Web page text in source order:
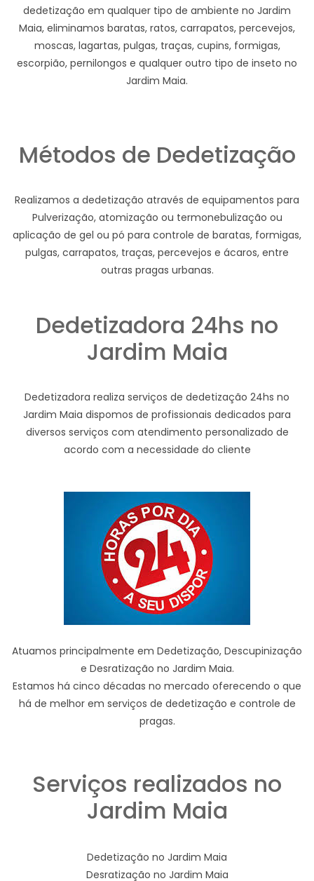
dedetização em qualquer tipo de ambiente no Jardim
Maia, eliminamos baratas, ratos, carrapatos, percevejos,
moscas, lagartas, pulgas, traças, cupins, formigas,
escorpião, pernilongos e qualquer outro tipo de inseto no
Jardim Maia.
Métodos de Dedetização
Realizamos a dedetização através de equipamentos para
Pulverização, atomização ou termonebulização ou
aplicação de gel ou pó para controle de baratas, formigas,
pulgas, carrapatos, traças, percevejos e ácaros, entre
outras pragas urbanas.
Dedetizadora 24hs no
Jardim Maia
Dedetizadora realiza serviços de dedetização 24hs no
Jardim Maia dispomos de profissionais dedicados para
diversos serviços com atendimento personalizado de
acordo com a necessidade do cliente
Atuamos principalmente em Dedetização, Descupinização
e Desratização no Jardim Maia.
Estamos há cinco décadas no mercado oferecendo o que
há de melhor em serviços de dedetização e controle de
pragas.
Serviços realizados no
Jardim Maia
Dedetização no Jardim Maia
Desratização no Jardim Maia